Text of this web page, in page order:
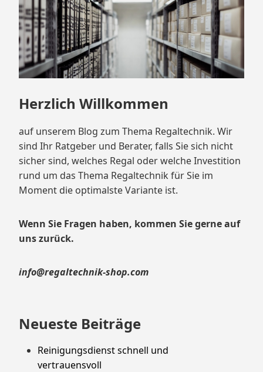
Herzlich Willkommen
auf unserem Blog zum Thema Regaltechnik. Wir
sind Ihr Ratgeber und Berater, falls Sie sich nicht
sicher sind, welches Regal oder welche Investition
rund um das Thema Regaltechnik für Sie im
Moment die optimalste Variante ist.
Wenn Sie Fragen haben, kommen Sie gerne auf
uns zurück.
info@regaltechnik-shop.com
Neueste Beiträge
Reinigungsdienst schnell und
vertrauensvoll